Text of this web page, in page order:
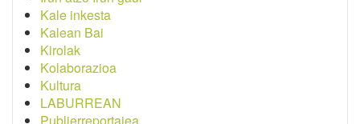
Kale inkesta
Kalean Bai
Kirolak
Kolaborazioa
Kultura
LABURREAN